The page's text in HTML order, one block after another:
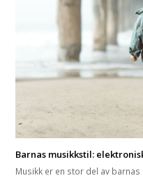
Barnas musikkstil:
Musikk er en stor del av